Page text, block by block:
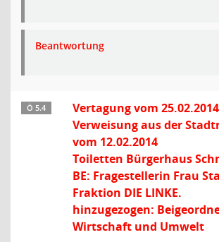
Beantwortung
Ö 5.4
Vertagung vom 25.02.2014
Verweisung aus der
vom 12.02.2014
Toiletten Bürgerhaus
BE: Fragestellerin Frau
Fraktion DIE LINKE.
hinzugezogen:
Wirtschaft und Umwelt